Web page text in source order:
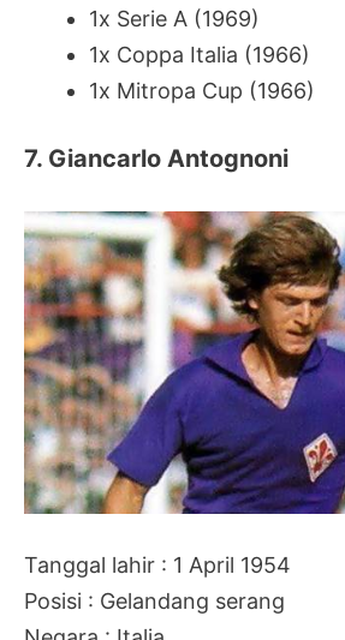
1x Serie A (1969)
1x Coppa Italia (1966)
1x Mitropa Cup (1966)
7. Giancarlo Antognoni
Tanggal lahir : 1 April 1954
Posisi : Gelandang serang